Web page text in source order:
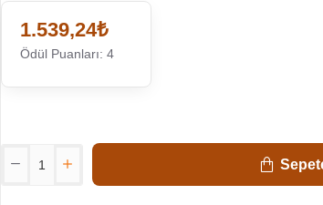
1.539,24₺
Ödül Puanları: 4